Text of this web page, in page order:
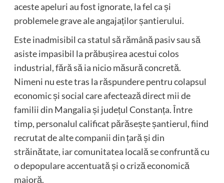
aceste apeluri au fost ignorate, la fel ca și
problemele grave ale angajaților șantierului.
Este inadmisibil ca statul să rămână pasiv sau să
asiste impasibil la prăbușirea acestui colos
industrial, fără să ia nicio măsură concretă.
Nimeni nu este tras la răspundere pentru colapsul
economic și social care afectează direct mii de
familii din Mangalia și județul Constanța. Între
timp, personalul calificat părăsește șantierul, fiind
recrutat de alte companii din țară și din
străinătate, iar comunitatea locală se confruntă cu
o depopulare accentuată și o criză economică
majoră.